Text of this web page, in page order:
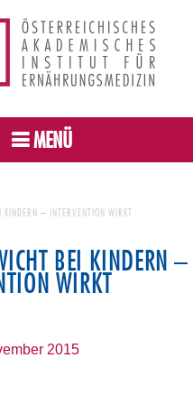
MENÜ
KINDERN – INTERVENTION WIRKT
BEI KINDERN –
WIRKT
2015